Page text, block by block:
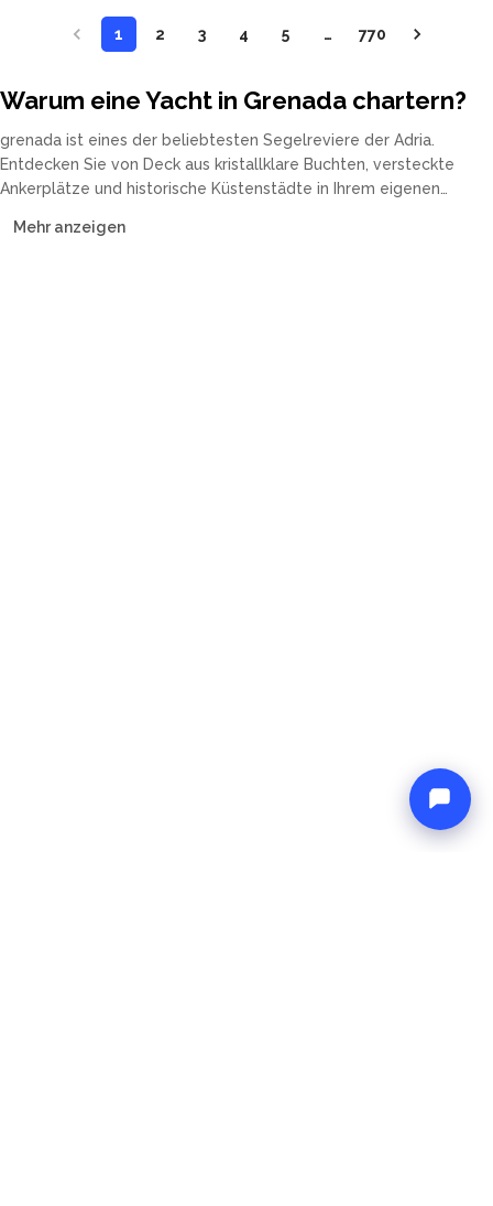
1 2 3 4 5 … 770
Warum eine Yacht in Grenada chartern?
grenada ist eines der beliebtesten Segelreviere der Adria.
Entdecken Sie von Deck aus kristallklare Buchten, versteckte
Ankerplätze und historische Küstenstädte in Ihrem eigenen
Motoryachten und Guleten — mit Crew oder Bareboat.
Mehr anzeigen